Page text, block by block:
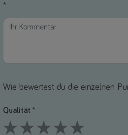
*
Wie bewertest du die einzelnen
Qualität *